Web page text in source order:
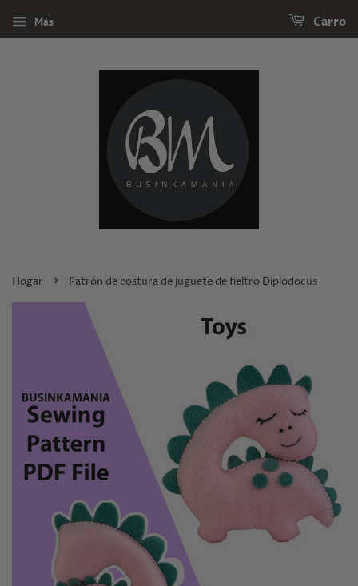
Más Carro
Hogar › Patrón de costura de juguete de fieltro Diplodocus